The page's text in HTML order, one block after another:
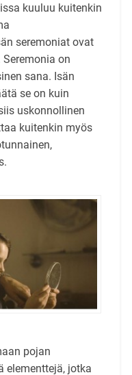
kuuluu kuitenkin
seremoniat ovat
on
sana. Isän
se on kuin
uskonnollinen
kuitenkin myös
pojan
elementtejä, jotka